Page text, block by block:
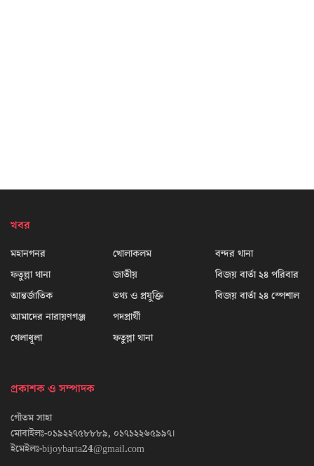
খবর
মহানগনর
ফতুল্লা থানা
আন্তর্জাতিক
আমাদের নারায়ণগঞ্জ
খেলাধূলা
খোলাকলম
জাতীয়
তথ্য ও প্রযুক্তি
পদপ্রার্থী
ফতুল্লা থানা
বন্দর থানা
বিজয় বার্তা ২৪ পরিবার
বিজয় বার্তা ২৪ স্পেশাল
প্রকাশক ও সম্পাদক
গৌতম সাহা
মোবাইলঃ-০১৯২২৭৫৮৮৮৯, ০১৭১২২৬৫৯৯৭।
ইমেইলঃ-bijoybarta24@gmail.com